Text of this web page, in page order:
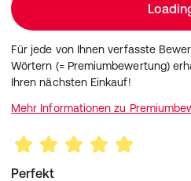
scheiteln und die Pipette
sich der Wirkstoff innerhalb
natürlichen Talgfilm auf der
Für jede von Ihnen verfasste
Wörtern (= Premiumbewertung)
Ihren nächsten Einkauf!
Mehr Informationen zu
Perfekt